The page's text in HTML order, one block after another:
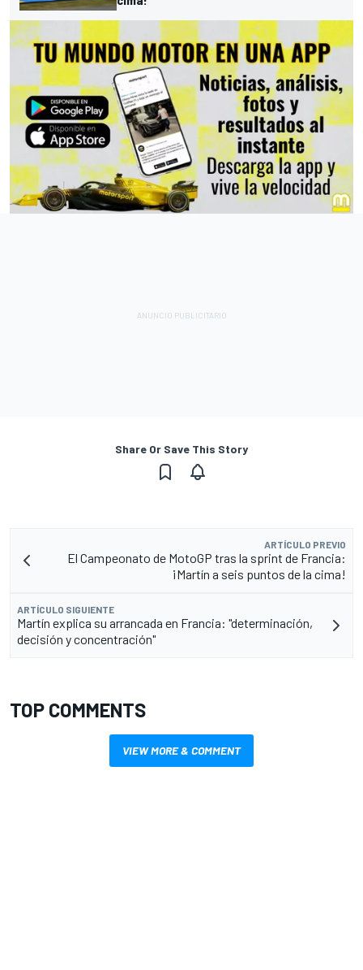
Share Or Save This Story
ARTÍCULO PREVIO
El Campeonato de MotoGP tras la sprint de Francia:
¡Martín a seis puntos de la cima!
ARTÍCULO SIGUIENTE
Martín explica su arrancada en Francia: "determinación,
decisión y concentración"
TOP COMMENTS
VIEW MORE & COMMENT